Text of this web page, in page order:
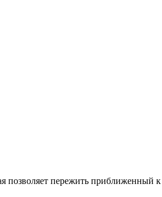
пережить приближенный